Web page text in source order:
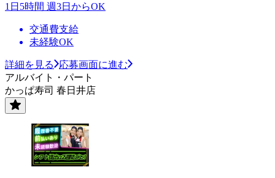
1日5時間 週3日からOK
交通費支給
未経験OK
詳細を見る
応募画面に進む
アルバイト・パート
かっぱ寿司 春日井店